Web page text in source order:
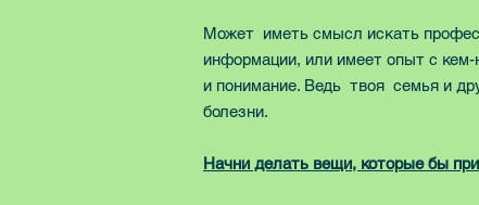
Может иметь смысл искать
информации, или имеет опыт с
и понимание. Ведь твоя семья и
болезни.
Начни делать вещи, которые бы